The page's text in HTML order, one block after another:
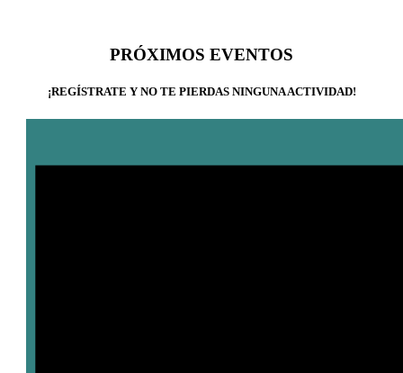
PRÓXIMOS EVENTOS
¡REGÍSTRATE Y NO TE PIERDAS NINGUNA ACTIVIDAD!